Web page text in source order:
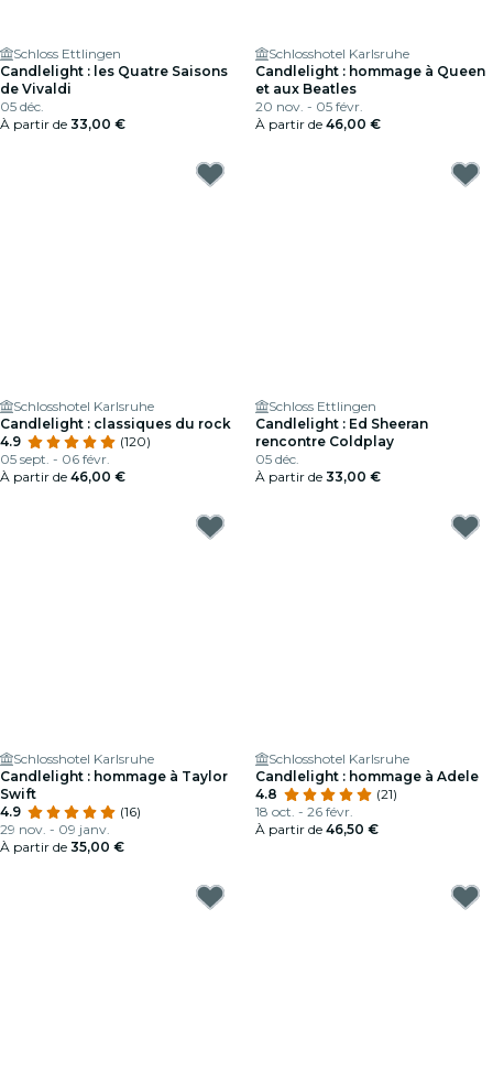
Schloss Ettlingen
Candlelight : les Quatre Saisons
de Vivaldi
05 déc.
À partir de 33,00 €
Schlosshotel Karlsruhe
Candlelight : hommage à Queen
et aux Beatles
20 nov. - 05 févr.
À partir de 46,00 €
Schlosshotel Karlsruhe
Candlelight : classiques du rock
4.9
(120)
05 sept. - 06 févr.
À partir de 46,00 €
Schloss Ettlingen
Candlelight : Ed Sheeran
rencontre Coldplay
05 déc.
À partir de 33,00 €
Schlosshotel Karlsruhe
Candlelight : hommage à Taylor
Swift
4.9
(16)
29 nov. - 09 janv.
À partir de 35,00 €
Schlosshotel Karlsruhe
Candlelight : hommage à Adele
4.8
(21)
18 oct. - 26 févr.
À partir de 46,50 €